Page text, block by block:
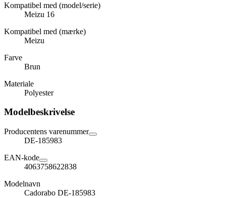
Kompatibel med (model/serie)
Meizu 16
Kompatibel med (mærke)
Meizu
Farve
Brun
Materiale
Polyester
Modelbeskrivelse
Producentens varenummer
DE-185983
EAN-kode
4063758622838
Modelnavn
Cadorabo DE-185983